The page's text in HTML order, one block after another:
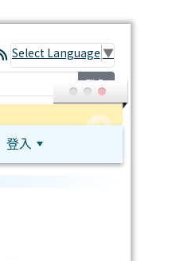
Select Language ▼
登入
登入